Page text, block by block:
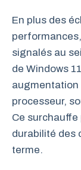
En plus des
signalés au
de Windows
augmentation
processeur,
Ce
durabilité des
terme.